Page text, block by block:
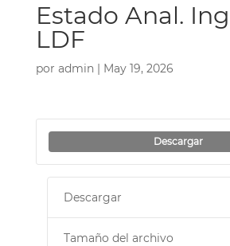
Estado Anal.
LDF
por admin| May 19, 2026
Descargar
Descargar
Tamaño del archivo